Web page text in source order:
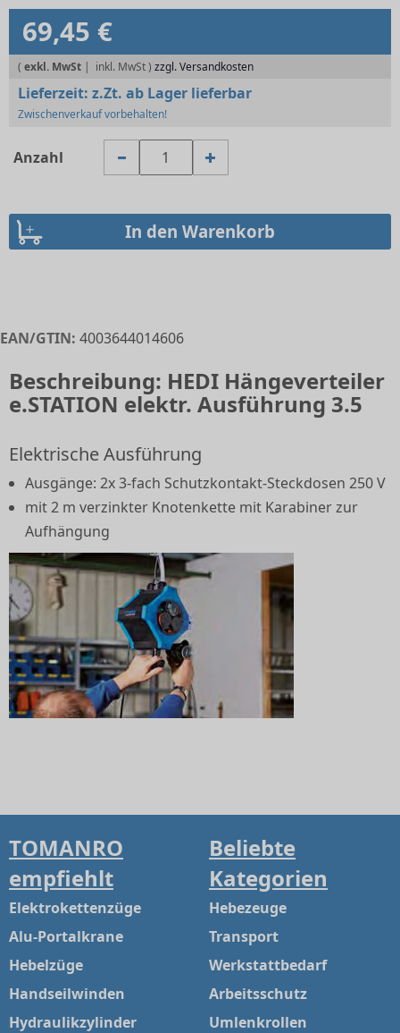
69,45 €
( exkl. MwSt | zzgl. Versandkosten
Lieferzeit: z.Zt. ab Lager lieferbar
Zwischenverkauf vorbehalten!
Anzahl
EAN/GTIN: 4003644014606
Beschreibung: HEDI Hängeverteiler
e.STATION elektr. Ausführung 3.5
Elektrische Ausführung
Ausgänge: 2x 3-fach Schutzkontakt-Steckdosen 250 V
mit 2 m verzinkter Knotenkette mit Karabiner zur
Aufhängung
TOMANRO
empfiehlt
Elektrokettenzüge
Alu-Portalkrane
Hebelzüge
Handseilwinden
Hydraulikzylinder
Beliebte
Kategorien
Hebezeuge
Transport
Werkstattbedarf
Arbeitsschutz
Umlenkrollen